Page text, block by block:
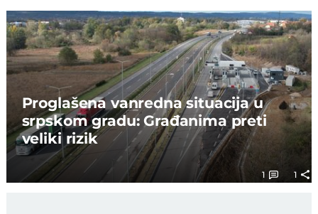
Proglašena vanredna situacija u
srpskom gradu: Građanima preti
veliki rizik
1 1